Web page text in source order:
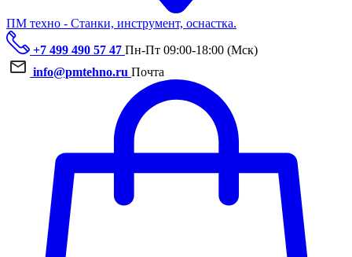
ПМ техно - Станки, инструмент, оснастка.
+7 499 490 57 47 Пн-Пт 09:00-18:00 (Мск)
info@pmtehno.ru Почта